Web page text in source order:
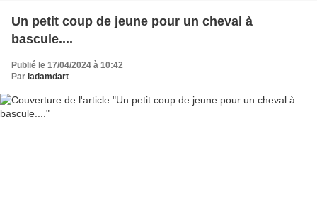
Un petit coup de jeune pour un cheval à
bascule....
Publié le 17/04/2024 à 10:42
Par ladamdart